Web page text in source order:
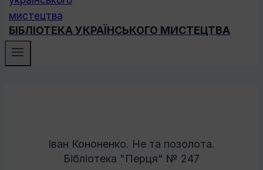
БІБЛІОТЕКА УКРАЇНСЬКОГО МИСТЕЦТВА
Іван Кононенко. Не та позолота.
Бібліотека "Перця" № 247